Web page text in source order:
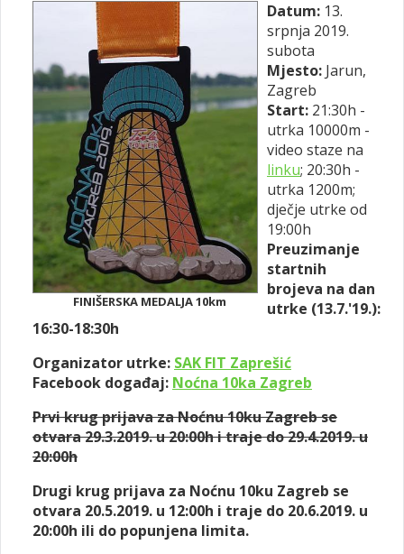
FINIŠERSKA MEDALJA 10km
Datum: 13.
srpnja 2019.
subota
Mjesto: Jarun,
Zagreb
Start: 21:30h -
utrka 10000m -
video staze na
linku; 20:30h -
utrka 1200m;
dječje utrke od
19:00h
Preuzimanje
startnih
brojeva na dan
utrke (13.7.'19.):
16:30-18:30h
Organizator utrke: SAK FIT Zaprešić
Facebook događaj: Noćna 10ka Zagreb
Prvi krug prijava za Noćnu 10ku Zagreb se
otvara 29.3.2019. u 20:00h i traje do 29.4.2019. u
20:00h
Drugi krug prijava za Noćnu 10ku Zagreb se
otvara 20.5.2019. u 12:00h i traje do 20.6.2019. u
20:00h ili do popunjena limita.